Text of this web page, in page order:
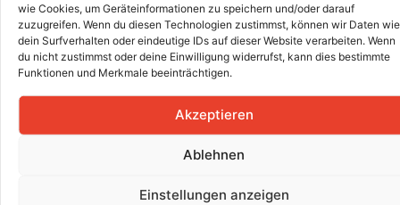
wie Cookies, um Geräteinformationen zu speichern und/oder darauf
zuzugreifen. Wenn du diesen Technologien zustimmst, können wir Daten wie
dein Surfverhalten oder eindeutige IDs auf dieser Website verarbeiten. Wenn
du nicht zustimmst oder deine Einwilligung widerrufst, kann dies bestimmte
Funktionen und Merkmale beeinträchtigen.
Akzeptieren
Ablehnen
Einstellungen anzeigen
Wasserschaden € 45
Dein Smartphone hat Flüssigkeit abbekommen? Wir
reinigen es gründlich und prüfen, ob eine Reparatur nötig
Code vergessen /
€ 40
Smartphone startet nicht richtig? Wir setzen es sicher